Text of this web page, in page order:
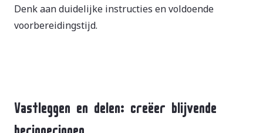
Denk aan duidelijke instructies en voldoende
voorbereidingstijd.
Vastleggen en delen: creëer blijvende
herinneringen